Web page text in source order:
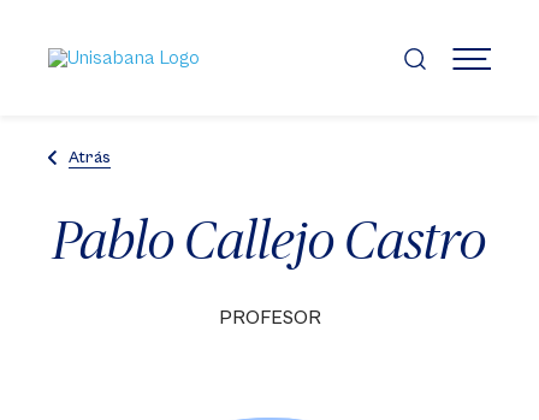
contenido
principal
MENÚ
Atrás
Pablo Callejo Castro
PROFESOR